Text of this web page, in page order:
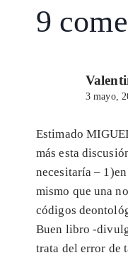
p
9
3 mayo,
Estimado
más esta
necesitaría –
mismo que una
códigos
Buen libro -
trata del error de